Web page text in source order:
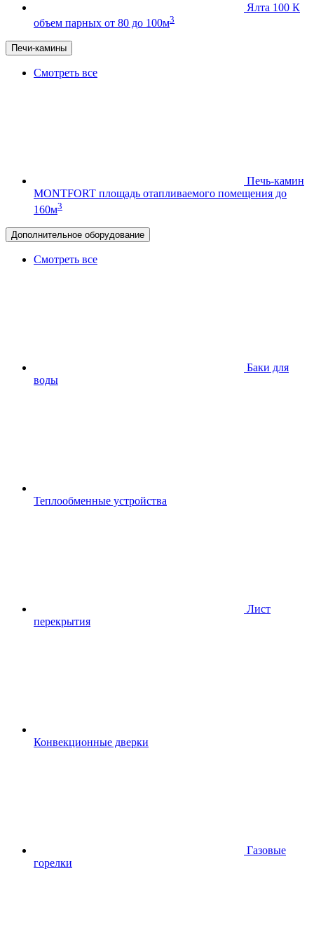
Ялта 100 К
объем парных от 80 до 100м3
Печи-камины
Смотреть все
Печь-камин
MONTFORT площадь отапливаемого помещения до
160м3
Дополнительное оборудование
Смотреть все
Баки для
воды
Теплообменные устройства
Лист
перекрытия
Конвекционные дверки
Газовые
горелки